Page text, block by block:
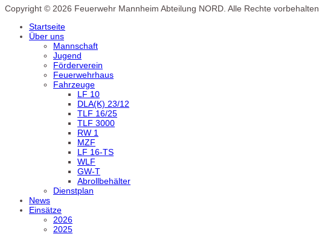
Copyright © 2026 Feuerwehr Mannheim Abteilung NORD. Alle Rechte vorbehalten.
Startseite
Über uns
Mannschaft
Jugend
Förderverein
Feuerwehrhaus
Fahrzeuge
LF 10
DLA(K) 23/12
TLF 16/25
TLF 3000
RW 1
MZF
LF 16-TS
WLF
GW-T
Abrollbehälter
Dienstplan
News
Einsätze
2026
2025